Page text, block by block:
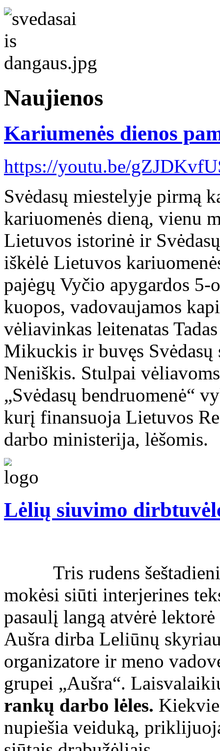
Naujienos
Kariumenės dienos
https://youtu.be/
Svėdasų miestelyje pirmą
kariuomenės dieną, vienu
Lietuvos istorinė ir
iškėlė Lietuvos
pajėgų Vyčio apygardos
kuopos, vadovaujamos
vėliavinkas leitenatas
Mikuckis ir buvęs Svėdasų
Neniškis. Stulpai
„Svėdasų bendruomenė“
kurį finansuoja Lietuvos
darbo ministerija, lėšomis.
Lėlių siuvimo
Tris rudens
mokėsi siūti interjerines
pasaulį langą atvėrė
Aušra dirba Leliūnų
organizatore ir meno
grupei „Aušra“.
rankų darbo lėles.
nupiešia veiduką,